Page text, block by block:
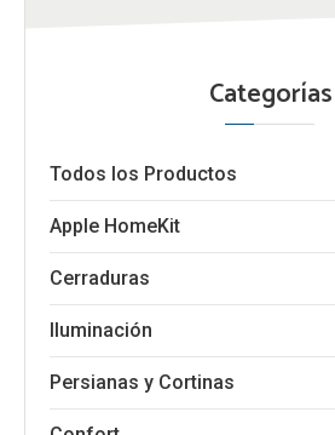
Categorías
Todos los Productos
Apple HomeKit
Cerraduras
Iluminación
Persianas y Cortinas
de
producto